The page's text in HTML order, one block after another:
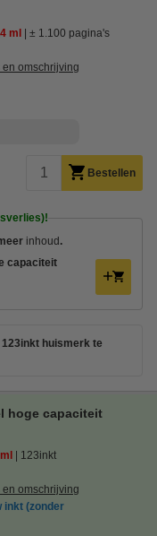
ml ± 1.100 pagina's
omschrijving
Bestellen
inhoud .
capaciteit
huismerk te
hoge capaciteit
123inkt
omschrijving
inkt (zonder